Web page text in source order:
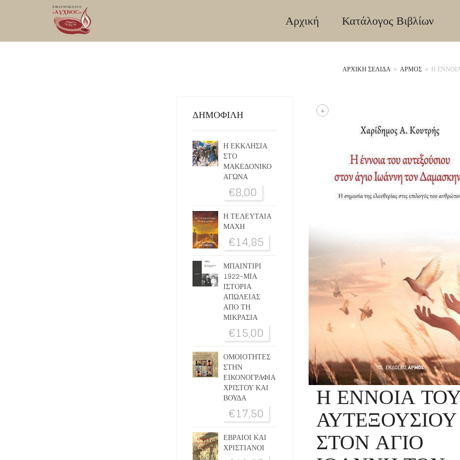
Αρχική Κατάλογος Βιβλίων
ΑΡΧΙΚΉ ΣΕΛΊΔΑ » ΑΡΜΟΣ » Η
+
Η ΕΝΝΟΙΑ
ΑΥΤΕΞΟΥΣΙΟΥ
ΣΤΟΝ ΑΓΙΟ
ΔΗΜΟΦΙΛΗ
Η ΕΚΚΛΗΣΙΑ
ΣΤΟ
ΜΑΚΕΔΟΝΙΚΟ
ΑΓΩΝΑ
€8,00
Η ΤΕΛΕΥΤΑΙΑ
ΜΑΧΗ
€14,85
ΜΠΑΙΝΤΙΡΙ
1922-ΜΙΑ
ΙΣΤΟΡΙΑ
ΑΠΩΛΕΙΑΣ
ΑΠΟ ΤΗ
ΜΙΚΡΑΣΙΑ
€15,00
ΟΜΟΙΟΤΗΤΕΣ
ΣΤΗΝ
ΕΙΚΟΝΟΓΡΑΦΙΑ
ΧΡΙΣΤΟΥ ΚΑΙ
ΒΟΥΔΑ
€17,50
ΕΒΡΑΙΟΙ ΚΑΙ
ΧΡΙΣΤΙΑΝΟΙ